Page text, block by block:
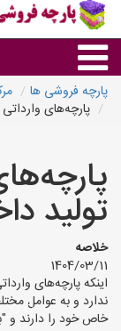
پارچه فروشی ها
پارچه‌های وارداتی
تولید
خلاصه
1404/03/11
اینکه پارچه‌های
ندارد و به عوامل
خاص خود را دارند و